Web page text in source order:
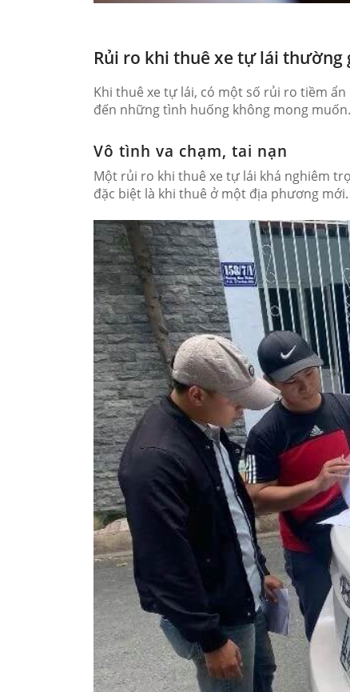
Rủi ro khi thuê xe tự lái thường
Khi thuê xe tự lái, có một số rủi ro tiềm
đến những tình huống không mong
Vô tình va chạm, tai nạn
Một rủi ro khi thuê xe tự lái khá nghiêm
đặc biệt là khi thuê ở một địa phương